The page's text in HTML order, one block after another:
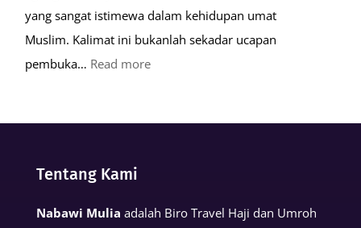
yang sangat istimewa dalam kehidupan umat
Muslim. Kalimat ini bukanlah sekadar ucapan
pembuka… Read more:
Muslim
Tentang Kami
Nabawi Mulia adalah Biro Travel Haji dan Umroh